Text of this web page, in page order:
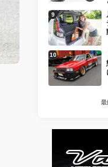
最